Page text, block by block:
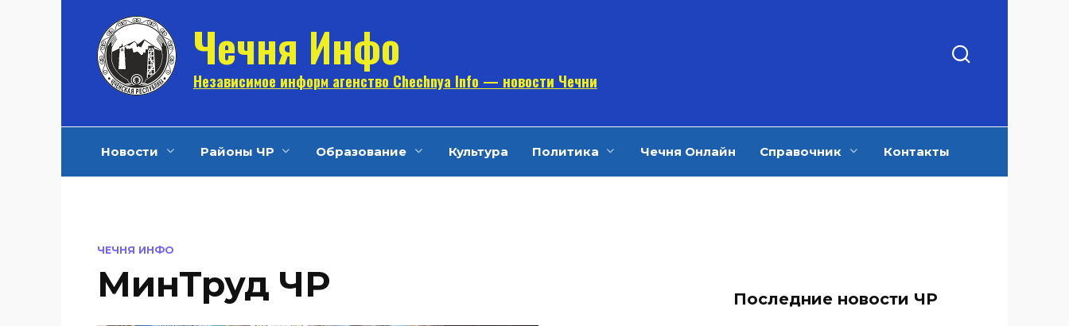
Чечня Инфо
Независимое информ агенство Chechnya Info — новости Чечни
Новости Районы ЧР Образование Культура Политика Чечня Онлайн Справочник Контакты
ЧЕЧНЯ ИНФО
МинТруд ЧР Последние новости ЧР